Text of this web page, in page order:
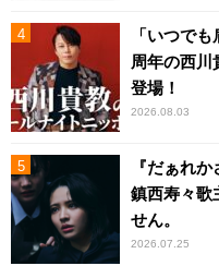
「いつで
周年の西川
登場！
2026.08.03
『だぁれ
鎮西寿々歌
せん。
2026.07.25